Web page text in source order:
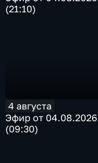
(21:10)
4 августа
Эфир от 04.08.2026
(09:30)